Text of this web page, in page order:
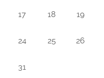
17 18 19
24 25 26
31